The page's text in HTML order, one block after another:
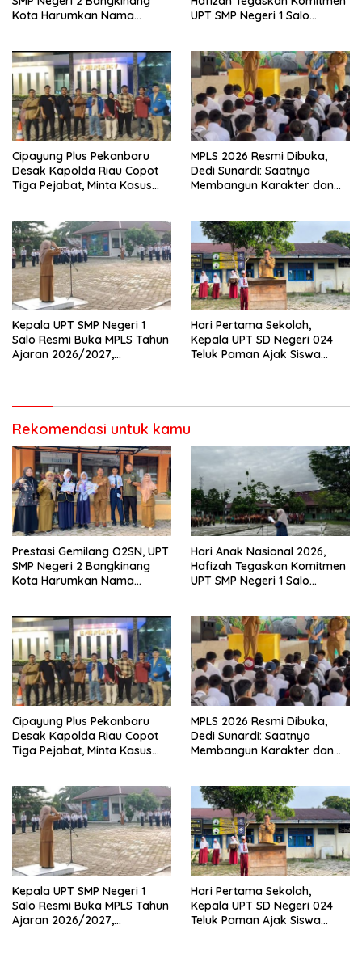
Kota Harumkan Nama
UPT SMP Negeri 1 Salo
Cipayung Plus Pekanbaru
Desak Kapolda Riau Copot
Tiga Pejabat, Minta Kasus
MPLS 2026 Resmi Dibuka,
Dedi Sunardi: Saatnya
Membangun Karakter dan
Kepala UPT SMP Negeri 1
Salo Resmi Buka MPLS Tahun
Ajaran 2026/2027,
Hari Pertama Sekolah,
Kepala UPT SD Negeri 024
Teluk Paman Ajak Siswa
Rekomendasi untuk kamu
Prestasi Gemilang O2SN, UPT
SMP Negeri 2 Bangkinang
Kota Harumkan Nama
Hari Anak Nasional 2026,
Hafizah Tegaskan Komitmen
UPT SMP Negeri 1 Salo
Cipayung Plus Pekanbaru
Desak Kapolda Riau Copot
Tiga Pejabat, Minta Kasus
MPLS 2026 Resmi Dibuka,
Dedi Sunardi: Saatnya
Membangun Karakter dan
Kepala UPT SMP Negeri 1
Salo Resmi Buka MPLS Tahun
Ajaran 2026/2027,
Hari Pertama Sekolah,
Kepala UPT SD Negeri 024
Teluk Paman Ajak Siswa